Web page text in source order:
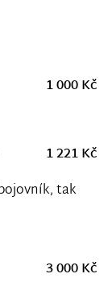
1 000 Kč
1 221 Kč
tak
3 000 Kč